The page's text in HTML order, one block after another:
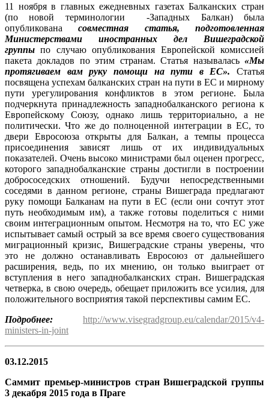
11 ноября в главных ежедневных газетах Балканских стран
(по новой терминологии -Западных Балкан) была
опубликованасовместная статья, подготовленная
Министерствами иностранных дел Вишеградской
группыпо случаю опубликования Европейской комиссией
пакета докладов по этим странам. Статья называлась«Мы
протягиваем вам руку помощи на пути в ЕС». Статья
посвящена успехам балканских стран на пути в ЕС и мирному
пути урегулирования конфликтов в этом регионе. Была
подчеркнута принадлежность западнобалканского региона к
Европейскому Союзу, однако лишь территориально, а не
политически. Что же до полноценной интеграции в ЕС, то
двери Евросоюза открыты для Балкан, а темпы процесса
присоединения зависят лишь от их индивидуальных
показателей. Очень высоко министрами был оценен прогресс,
которого западнобалканские страны достигли в построении
добрососедских отношений. Будучи непосредственными
соседями в данном регионе, страны Вишеграда предлагают
руку помощи Балканам на пути в ЕС (если они сочтут этот
путь необходимым им), а также готовы поделиться с ними
своим интеграционным опытом. Несмотря на то, что ЕС уже
испытывает самый острый за все время своего существования
миграционный кризис, Вишеградские страны уверены, что
это не должно останавливать Евросоюз от дальнейшего
расширения, ведь, по их мнению, он только выиграет от
вступления в него западнобалканских стран. Вишеградская
четверка, в свою очередь, обещает приложить все усилия, для
положительного восприятия такой перспективы самим ЕС.
Подробнее: http://www.visegradgroup.eu/calendar/2015/v4-
ministers-in-joint
03.12.2015
Саммит премьер-министров стран Вишеградской группы
3 декабря 2015 года в Праге